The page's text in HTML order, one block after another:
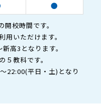
●
校時間です。
いただけます。
高3となります。
教科です。
22:00(平日・土)となり